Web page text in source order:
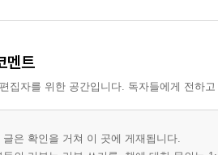
멘트
집자를 위한 공간입니다. 독자들에게 전하
글은 확인을 거쳐 이 곳에 게재됩니다.